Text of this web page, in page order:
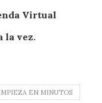
Virtual
la vez.
EN MINUTOS